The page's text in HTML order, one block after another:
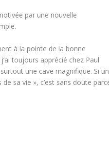
par une nouvelle
à la pointe de la bonne
toujours apprécié chez Paul
une cave magnifique. Si un
sa vie », c’est sans doute